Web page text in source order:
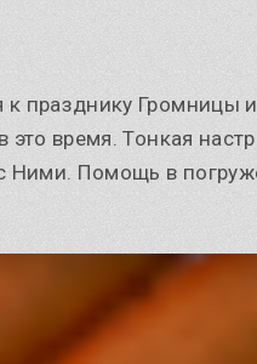
к празднику Громницы
время. Тонкая
с Ними. Помощь в